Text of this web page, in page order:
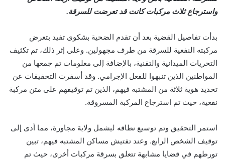
واسترجاع ثلاث مركبات كانت قد تعرضت للسرقة.
بدأت تفاصيل القضية بعد أن تقدم الضحية بشكوى تفيد بتعرض
مركبته النفعية للسرقة من طرف مجهولين. وعلى إثر ذلك، تم تكثيف
التحريات الميدانية والتقنية، بالإضافة إلى معلومات تم جمعها من
المواطنين الذين تنبهوا للفعل الإجرامي. وقد أسفرت التحقيقات عن
تحديد هوية ثلاثة من المشتبه فيهم، الذين تم توقيفهم على متن مركبة
نفعية، حيث تم استرجاع المركبة المسروقة.
استمر التحقيق وتم توسيع نطاقه ليشمل ولاية مجاورة، مما أدى إلى
توقيف الشخص الرابع. وعند تفتيش مساكن المشتبه فيهم، تبين
تورطهم في قضايا مشابهة تتعلق بسرقة مركبات أخرى، حيث تم